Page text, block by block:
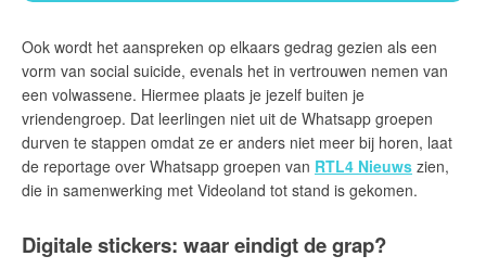
Ook wordt het aanspreken op elkaars gedrag gezien als een
vorm van social suicide, evenals het in vertrouwen nemen van
een volwassene. Hiermee plaats je jezelf buiten je
vriendengroep. Dat leerlingen niet uit de Whatsapp groepen
durven te stappen omdat ze er anders niet meer bij horen, laat
de reportage over Whatsapp groepen van RTL4 Nieuws zien,
die in samenwerking met Videoland tot stand is gekomen.
Digitale stickers: waar eindigt de grap?